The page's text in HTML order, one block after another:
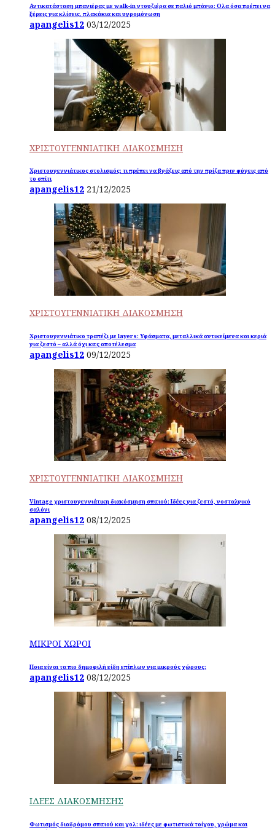
Αντικατάσταση μπανιέρας με walk-in ντουζιέρα σε παλιό μπάνιο: Ολα όσα πρέπει να
ξέρεις για κλίσεις, πλακάκια και υγρομόνωση
apangelis12 03/12/2025
ΧΡΙΣΤΟΥΓΕΝΝΙΑΤΙΚΗ ΔΙΑΚΟΣΜΗΣΗ
Χριστουγεννιάτικος στολισμός: τι πρέπει να βγάζεις από την πρίζα πριν φύγεις από
το σπίτι
apangelis12 21/12/2025
ΧΡΙΣΤΟΥΓΕΝΝΙΑΤΙΚΗ ΔΙΑΚΟΣΜΗΣΗ
Χριστουγεννιάτικο τραπέζι με layers: Υφάσματα, μεταλλικά αντικείμενα και κεριά
για ζεστό – αλλά όχι κιτς αποτέλεσμα
apangelis12 09/12/2025
ΧΡΙΣΤΟΥΓΕΝΝΙΑΤΙΚΗ ΔΙΑΚΟΣΜΗΣΗ
Vintage χριστουγεννιάτικη διακόσμηση σπιτιού: Ιδέες για ζεστό, νοσταλγικό
σαλόνι
apangelis12 08/12/2025
ΜΙΚΡΟΙ ΧΩΡΟΙ
Ποια είναι τα πιο δημοφιλή είδη επίπλων για μικρούς χώρους;
apangelis12 08/12/2025
ΙΔΕΕΣ ΔΙΑΚΟΣΜΗΣΗΣ
Φωτισμός διαδρόμου σπιτιού και χολ: ιδέες με φωτιστικά τοίχου, χρώμα και